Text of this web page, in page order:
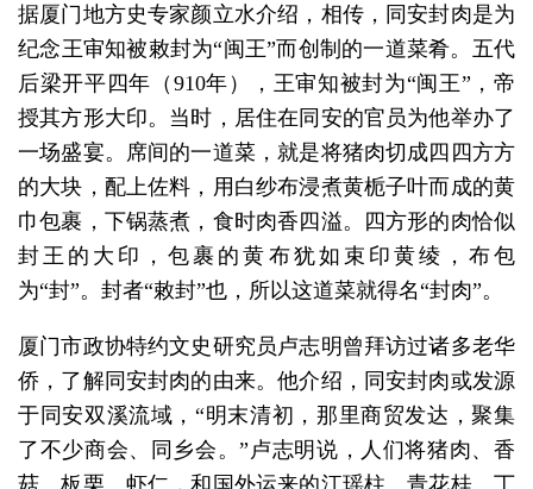
据厦门地方史专家颜立水介绍，相传，同安封肉是为
纪念王审知被敕封为“闽王”而创制的一道菜肴。五代
后梁开平四年（910年），王审知被封为“闽王”，帝
授其方形大印。当时，居住在同安的官员为他举办了
一场盛宴。席间的一道菜，就是将猪肉切成四四方方
的大块，配上佐料，用白纱布浸煮黄栀子叶而成的黄
巾包裹，下锅蒸煮，食时肉香四溢。四方形的肉恰似
封王的大印，包裹的黄布犹如束印黄绫，布包
为“封”。封者“敕封”也，所以这道菜就得名“封肉”。
厦门市政协特约文史研究员卢志明曾拜访过诸多老华
侨，了解同安封肉的由来。他介绍，同安封肉或发源
于同安双溪流域，“明末清初，那里商贸发达，聚集
了不少商会、同乡会。”卢志明说，人们将猪肉、香
菇、板栗、虾仁，和国外运来的江瑶柱、青花桂、丁